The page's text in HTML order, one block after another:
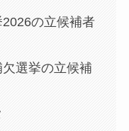
の立候補者
選挙の立候補